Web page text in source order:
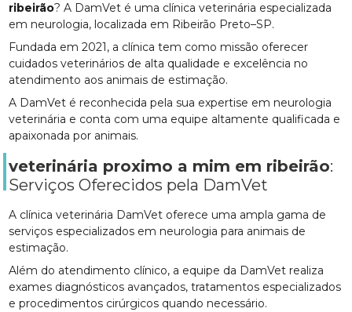
ribeirão? A DamVet é uma clínica veterinária especializada
em neurologia, localizada em Ribeirão Preto–SP.
Fundada em 2021, a clínica tem como missão oferecer
cuidados veterinários de alta qualidade e excelência no
atendimento aos animais de estimação.
A DamVet é reconhecida pela sua expertise em neurologia
veterinária e conta com uma equipe altamente qualificada e
apaixonada por animais.
veterinária proximo a mim em ribeirão:
Serviços Oferecidos pela DamVet
A clínica veterinária DamVet oferece uma ampla gama de
serviços especializados em neurologia para animais de
estimação.
Além do atendimento clínico, a equipe da DamVet realiza
exames diagnósticos avançados, tratamentos especializados
e procedimentos cirúrgicos quando necessário.